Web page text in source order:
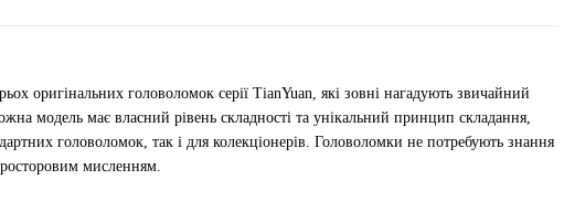
оригінальних головоломок серії TianYuan, які зовні нагадують звичайний
модель має власний рівень складності та унікальний принцип складання,
головоломок, так і для колекціонерів. Головоломки не потребують знання
мисленням.